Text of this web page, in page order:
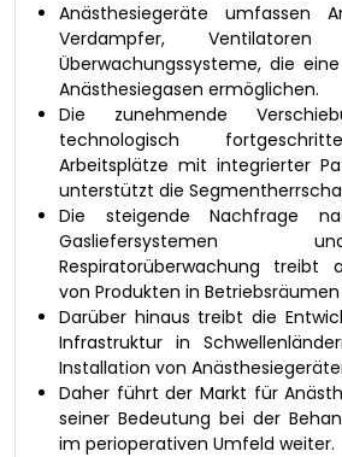
Anästhesiegeräte umfassen
Verdampfer,
Überwachungssysteme, die
Anästhesiegasen ermöglichen.
Die zunehmende
technologisch
Arbeitsplätze mit integrierter
unterstützt die
Die steigende Nachfrage
Gasliefersystemen
Respiratorüberwachung treibt
von Produkten in
Darüber hinaus treibt die
Infrastruktur in
Installation von
Daher führt der Markt für
seiner Bedeutung bei der
im perioperativen Umfeld weiter.